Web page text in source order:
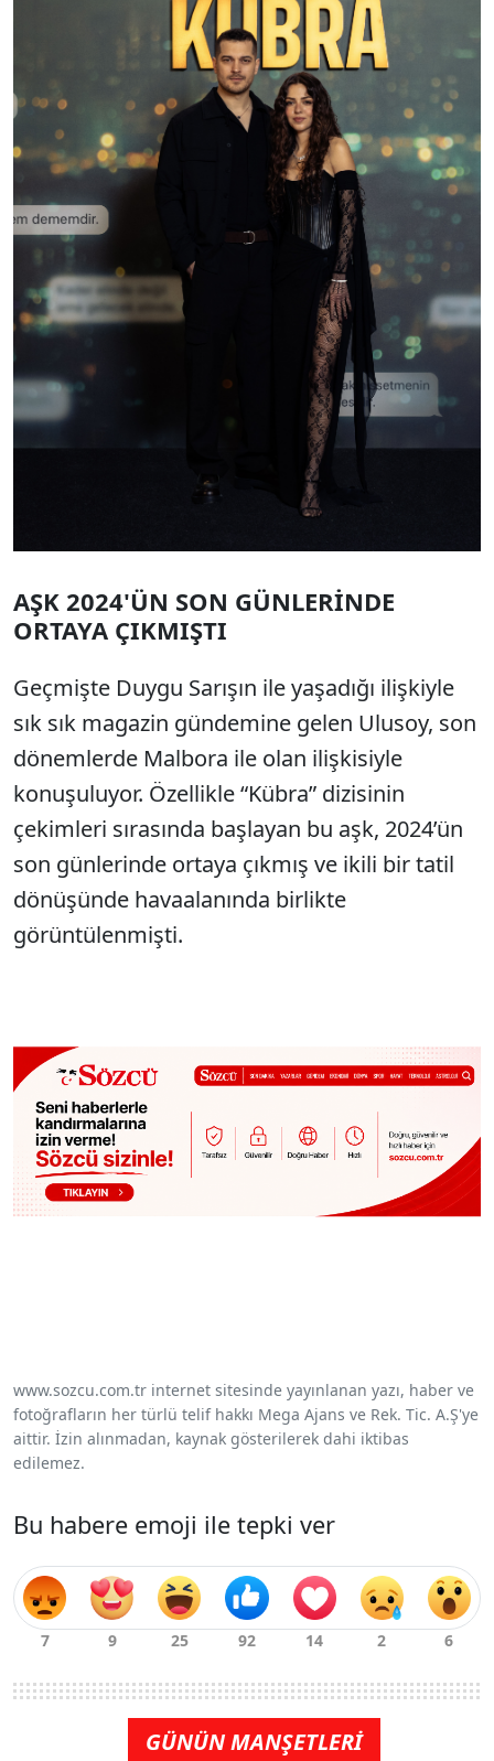
AŞK 2024'ÜN SON GÜNLERİNDE
ORTAYA ÇIKMIŞTI
Geçmişte Duygu Sarışın ile yaşadığı ilişkiyle
sık sık magazin gündemine gelen Ulusoy, son
dönemlerde Malbora ile olan ilişkisiyle
konuşuluyor. Özellikle “Kübra” dizisinin
çekimleri sırasında başlayan bu aşk, 2024’ün
son günlerinde ortaya çıkmış ve ikili bir tatil
dönüşünde havaalanında birlikte
görüntülenmişti.
www.sozcu.com.tr internet sitesinde yayınlanan yazı, haber ve
fotoğrafların her türlü telif hakkı Mega Ajans ve Rek. Tic. A.Ş'ye
aittir. İzin alınmadan, kaynak gösterilerek dahi iktibas
edilemez.
Bu habere emoji ile tepki ver
GÜNÜN MANŞETLERİ